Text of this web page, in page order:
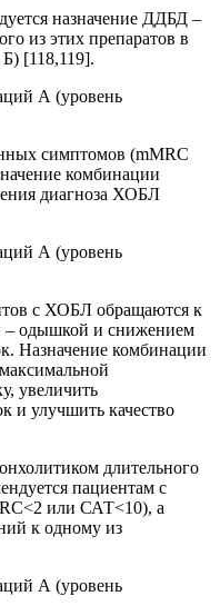
назначение ДДБД –
из этих препаратов в
[118,119].
А (уровень
симптомов (mMRC
комбинации
диагноза ХОБЛ
А (уровень
с ХОБЛ обращаются к
– одышкой и снижением
Назначение комбинации
увеличить
и улучшить качество
длительного
пациентам с
или САТ<10), а
к одному из
А (уровень